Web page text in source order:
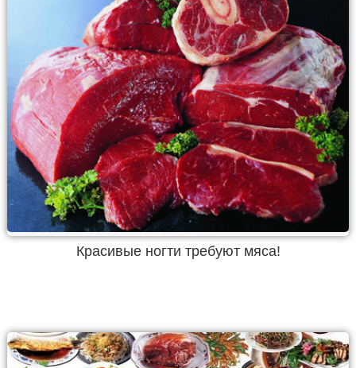
Красивые ногти требуют мяса!